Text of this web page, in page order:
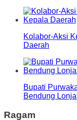
Kolabor-Aksi
Daerah
Bupati
Bendung
Ragam